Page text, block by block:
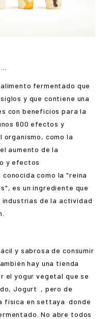
fermentado que
y que contiene una
con beneficios para la
600 efectos y
como la
aumento de la
y efectos
como la "reina
es un ingrediente que
de la actividad
y sabrosa de consumir
hay una tienda
el yogur vegetal que se
Jogurt , pero de
física ensettaya donde
No abre todos